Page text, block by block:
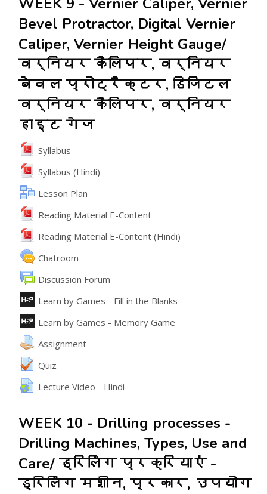
Bevel Protractor, Digital Vernier
Caliper, Vernier Height Gauge/
वर्नियर कैलिपर, वर्नियर
बेवल प्रोट्रैक्टर, डिजिटल
वर्नियर कैलिपर, वर्नियर
हाइट गेज
Syllabus
File
Syllabus (Hindi)
File
Lesson Plan
Reading Material E-Content
File
Reading Material E-Content (Hindi)
File
Chatroom
Discussion Forum
వేదిక
Learn by Games - Fill in the Blanksఇంటరాక్టివ్ కంటెంట్
Learn by Games - Memory Gameఇంటరాక్టివ్ కంటెంట్
Assignment
అసైన్మెంట్
Quiz
Lecture Video - Hindi
URL
WEEK 10 - Drilling processes -
Drilling Machines, Types, Use and
Care/ ड्रिलिंग प्रक्रियाएं -
ड्रिलिंग मशीन, प्रकार, उपयोग